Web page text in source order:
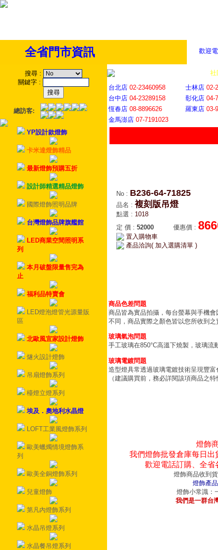
歡迎
全省門市資訊
搜尋 :
關鍵字 :
總訪客:
YP設計款燈飾
卡米達燈飾精品
最新燈飾預購五折
設計師精選精品燈飾
國際燈飾照明品牌
台灣燈飾品牌旗艦館
LED商業空間照明系
列
本月破盤限量售完為
止
福利品特賣會
LED燈泡燈管光源量販
區
北歐風宜家設計燈飾
燧火設計燈飾
吊扇燈飾系列
檯燈立燈系列
埃及．奧地利水晶燈
LOFT工業風燈飾系列
歐美蠟燭情境燈飾系
列
歐美全銅燈飾系列
兒童燈飾
第凡內燈飾系列
水晶吊燈系列
水晶餐吊燈系列
社
台北店 02-23460958 士林店 02-
台中店 04-23289158 彰化店 04-
恆春店 08-8896626 羅東店 03-
金馬澎店 07-7191023
No : B236-64-71825
品名 : 複刻版吊燈
點選 : 1018
定 價 : 52000 優惠價 :
置入購物車
產品洽詢( 加入選購清單 )
商品色差問題
商品皆為實品拍攝，每台螢幕與手機
不同，商品實際之顏色皆以您所收到之
玻璃氣泡問題
手工玻璃在850°C高溫下燒製，玻璃
玻璃電鍍問題
造型燈具常透過玻璃電鍍技術呈現豐
（建議購買前，務必詳閱該項商品之
燈飾
我們燈飾批發倉庫每日
歡迎電話訂購、全
燈飾商品收到
燈飾產
燈飾小常識：
我們是一群台